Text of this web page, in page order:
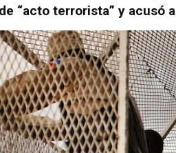
de “acto terrorista” y acusó